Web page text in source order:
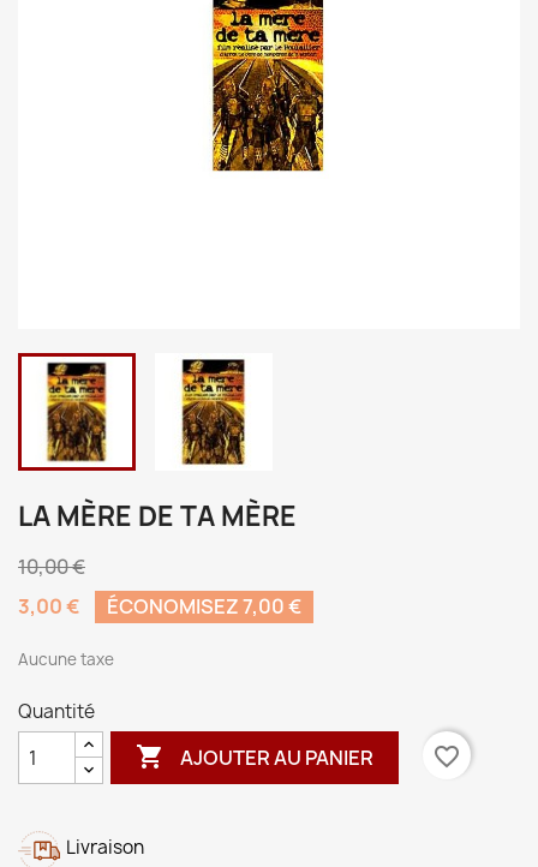
LA MÈRE DE TA MÈRE
10,00 €
3,00 €
ÉCONOMISEZ 7,00 €
Aucune taxe
Quantité
 AJOUTER AU PANIER favorite_border
Livraison